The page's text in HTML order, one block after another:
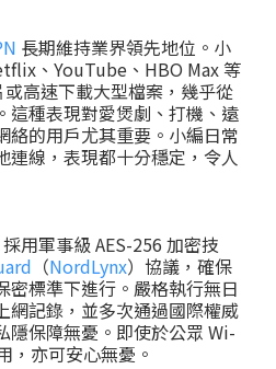
長期維持業界領先地位。小
、YouTube、HBO Max 等
高速下載大型檔案，幾乎從
這種表現對愛煲劇、打機、遠
絡的用戶尤其重要。小編日常
連線，表現都十分穩定，令人
用軍事級 AES-256 加密技
（NordLynx）協議，確保
密標準下進行。嚴格執行無日
網記錄，並多次通過國際權威
隱保障無憂。即使於公眾 Wi-
，亦可安心無憂。